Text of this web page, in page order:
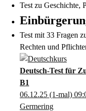
Deutsch-Test für
B1
06.12.25 (1-mal)
Germering
Test zu Geschichte,
Test mit 33 Fragen
Rechten und